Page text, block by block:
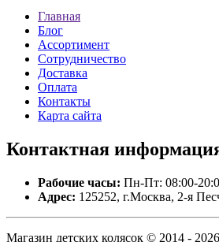
Главная
Блог
Ассортимент
Сотрудничество
Доставка
Оплата
Контакты
Карта сайта
Контактная
Рабочие часы: Пн-Пт: 08:00-
Адрес: 125252, г.Москва, 2-я
Магазин детских колясок © 2014 - 2026